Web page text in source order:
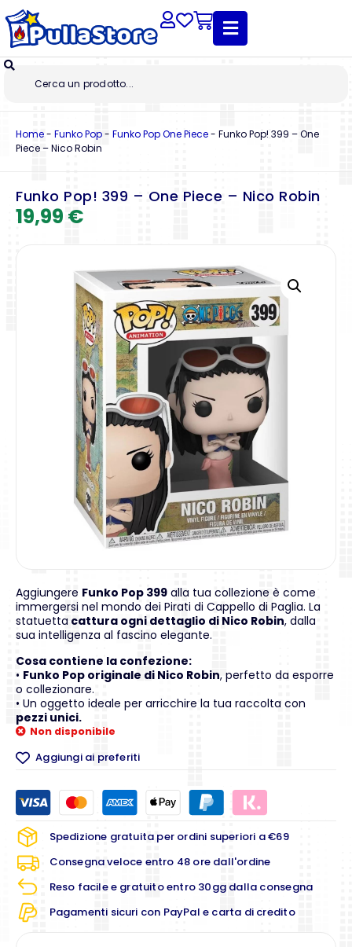
Home- Funko Pop- Funko Pop One Piece- Funko Pop! 399 – One
Piece – Nico Robin
Funko Pop! 399 – One Piece – Nico Robin
19,99 €
Aggiungere Funko Pop 399 alla tua collezione è come
immergersi nel mondo dei Pirati di Cappello di Paglia. La
statuetta cattura ogni dettaglio di Nico Robin, dalla
sua intelligenza al fascino elegante.
Cosa contiene la confezione:
• Funko Pop originale di Nico Robin, perfetto da esporre
o collezionare.
• Un oggetto ideale per arricchire la tua raccolta con
pezzi unici.
Non disponibile
Aggiungi ai preferiti
Spedizione gratuita per ordini superiori a €69
Consegna veloce entro 48 ore dall'ordine
Reso facile e gratuito entro 30gg dalla consegna
Pagamenti sicuri con PayPal e carta di credito